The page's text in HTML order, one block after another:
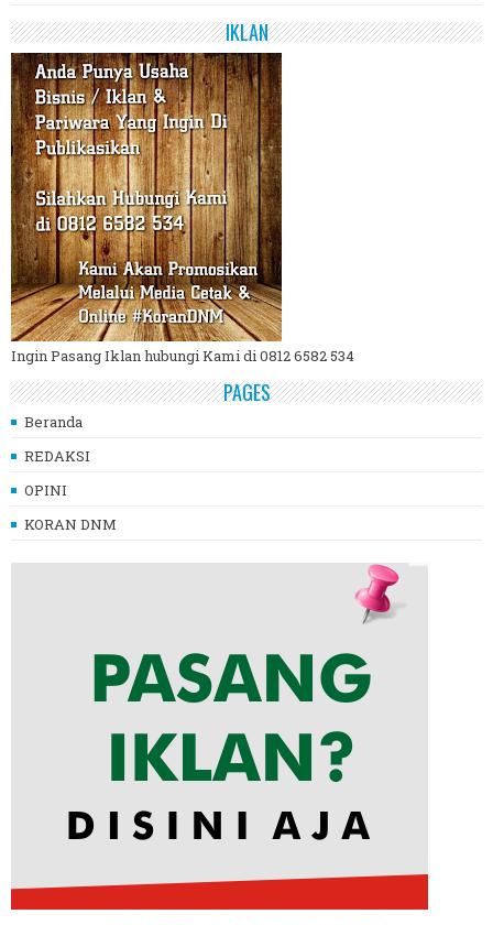
IKLAN
Ingin Pasang Iklan hubungi Kami di 0812 6582 534
PAGES
Beranda
REDAKSI
OPINI
KORAN DNM